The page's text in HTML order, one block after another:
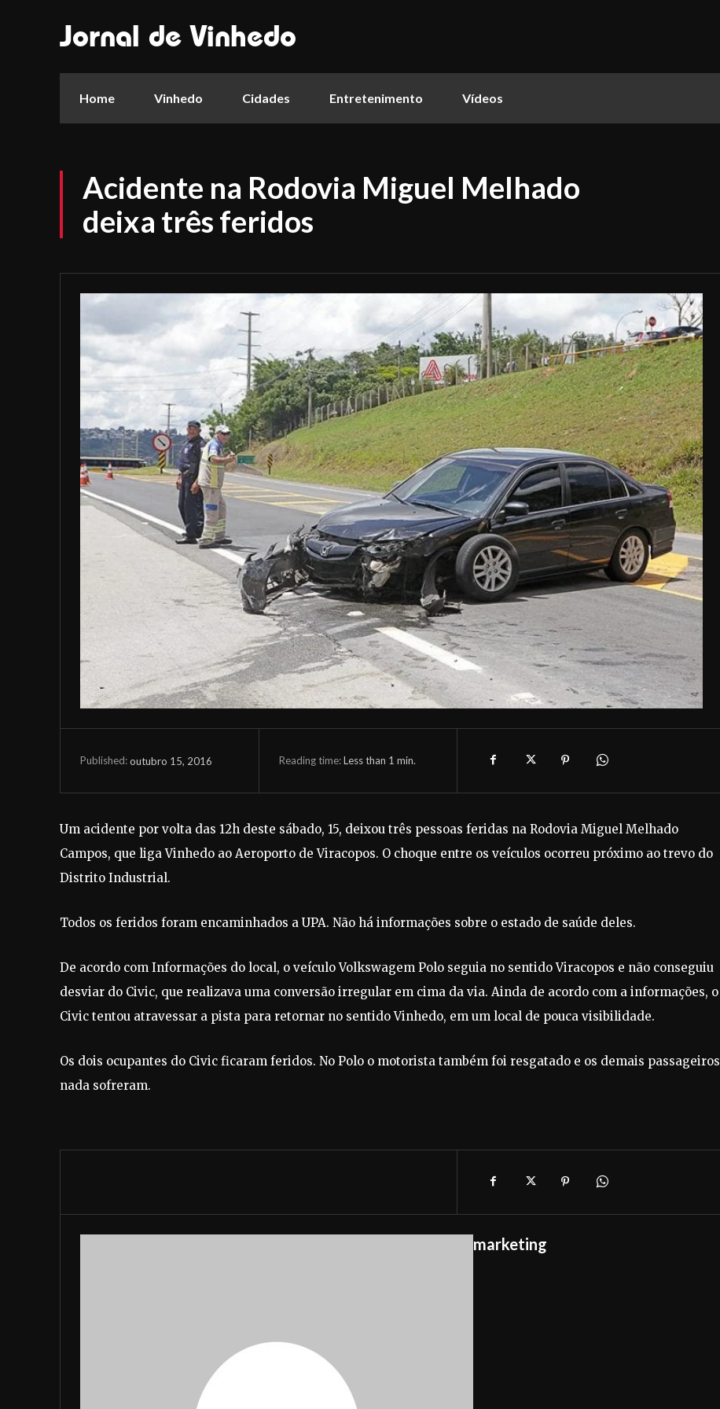
Jornal de Vinhedo
Home Vinhedo Cidades Entretenimento Vídeos
Acidente na Rodovia Miguel Melhado
deixa três feridos
Published:outubro 15, 2016 Reading time:Less than 1 min.
Um acidente por volta das 12h deste sábado, 15, deixou três pessoas feridas na Rodovia Miguel Melhado
Campos, que liga Vinhedo ao Aeroporto de Viracopos. O choque entre os veículos ocorreu próximo ao trevo do
Distrito Industrial.
Todos os feridos foram encaminhados a UPA. Não há informações sobre o estado de saúde deles.
De acordo com Informações do local, o veículo Volkswagem Polo seguia no sentido Viracopos e não conseguiu
desviar do Civic, que realizava uma conversão irregular em cima da via. Ainda de acordo com a informações, o
Civic tentou atravessar a pista para retornar no sentido Vinhedo, em um local de pouca visibilidade.
Os dois ocupantes do Civic ficaram feridos. No Polo o motorista também foi resgatado e os demais passageiros
nada sofreram.
marketing